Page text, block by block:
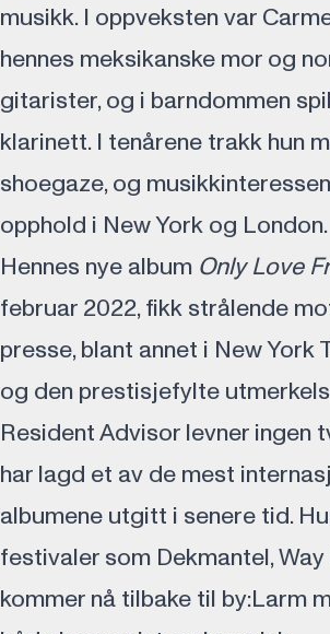
musikk. I oppveksten var
hennes meksikanske mor og
gitarister, og i barndommen
klarinett. I tenårene trakk hun
shoegaze, og
opphold i New York og London.
Hennes nye album Only Love
februar 2022, fikk strålende
presse, blant annet i New York
og den prestisjefylte
Resident Advisor levner ingen
har lagd et av de mest
albumene utgitt i senere tid.
festivaler som Dekmantel,
kommer nå tilbake til by:Larm